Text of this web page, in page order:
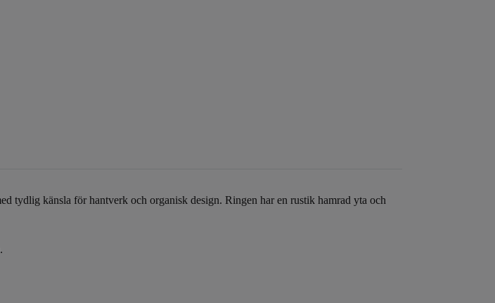
tydlig känsla för hantverk och organisk design. Ringen har en rustik hamrad yta och